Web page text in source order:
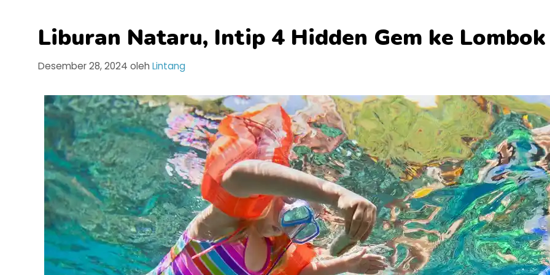
Liburan Nataru, Intip 4 Hidden Gem ke Lombok
Desember 28, 2024 oleh Lintang